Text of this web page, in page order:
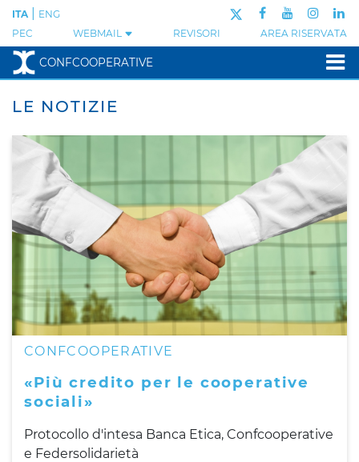
PEC WEBMAIL REVISORI AREA RISERVATA
ITA ENG
CONFCOOPERATIVE
LE NOTIZIE
CONFCOOPERATIVE
«Più credito per le cooperative
sociali»
Protocollo d'intesa Banca Etica, Confcooperative
e Federsolidarietà